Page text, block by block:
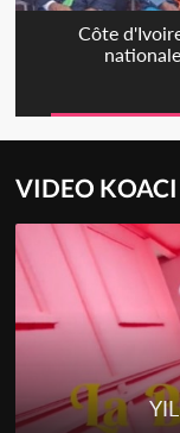
Côte
VIDEO
YILIM -